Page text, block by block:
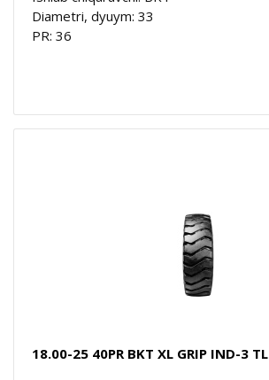
Diametri, dyuym: 33
PR: 36
18.00-25 40PR BKT XL GRIP IND-3 TL